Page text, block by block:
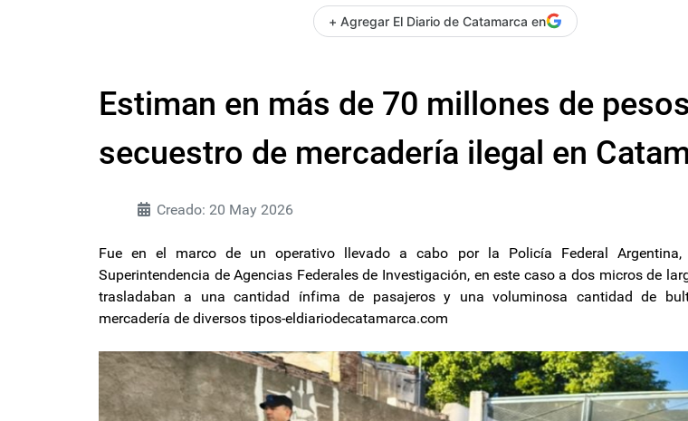
+ Agregar El Diario de Catamarca en
Estiman en más de 70 millones de
secuestro de mercadería ilegal en
Creado: 20 May 2026
Fue en el marco de un operativo llevado a cabo por la Policía Federal
Superintendencia de Agencias Federales de Investigación, en este caso a dos micros de
trasladaban a una cantidad ínfima de pasajeros y una voluminosa cantidad de
mercadería de diversos tipos-eldiariodecatamarca.com